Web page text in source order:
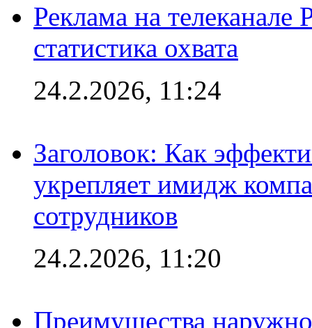
Реклама на
статистика охвата
24.2.2026, 11:24
Заголовок: Как
укрепляет имидж
сотрудников
24.2.2026, 11:20
Преимущества